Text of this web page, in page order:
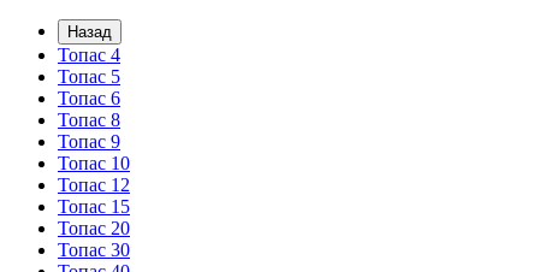
Назад
Топас 4
Топас 5
Топас 6
Топас 8
Топас 9
Топас 10
Топас 12
Топас 15
Топас 20
Топас 30